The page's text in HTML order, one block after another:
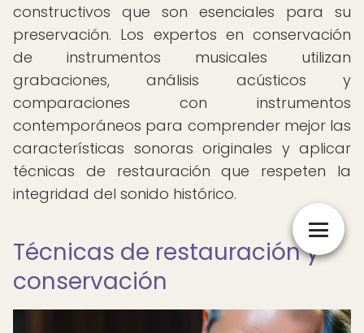
constructivos que son esenciales para su
preservación. Los expertos en conservación
de instrumentos musicales utilizan
grabaciones, análisis acústicos y
comparaciones con instrumentos
contemporáneos para comprender mejor las
características sonoras originales y aplicar
técnicas de restauración que respeten la
integridad del sonido histórico.
Técnicas de restauración y
conservación